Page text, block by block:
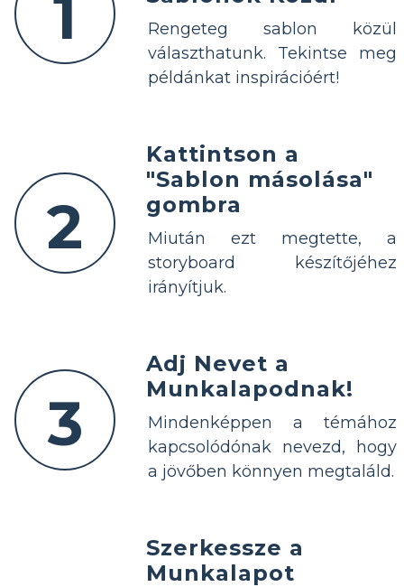
1
Rengeteg sablon közül
választhatunk. Tekintse meg
példánkat inspirációért!
2
Kattintson a
"Sablon másolása"
gombra
Miután ezt megtette, a
storyboard készítőjéhez
irányítjuk.
3
Adj Nevet a
Munkalapodnak!
Mindenképpen a témához
kapcsolódónak nevezd, hogy
a jövőben könnyen megtaláld.
Szerkessze a
Munkalapot